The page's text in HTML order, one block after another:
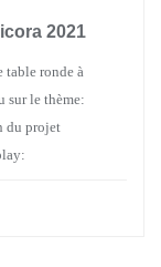
2021
table ronde à
sur le thème:
du projet